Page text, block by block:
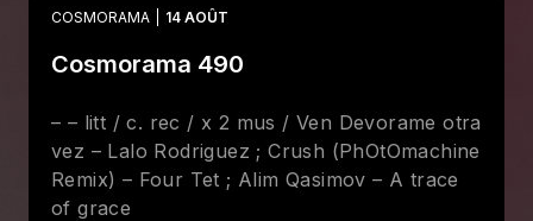
COSMORAMA 14 AOÛT
Cosmorama 490
– – litt / c. rec / x 2 mus / Ven Devorame otra
vez – Lalo Rodriguez ; Crush (PhOtOmachine
Remix) – Four Tet ; Alim Qasimov – A trace
of grace